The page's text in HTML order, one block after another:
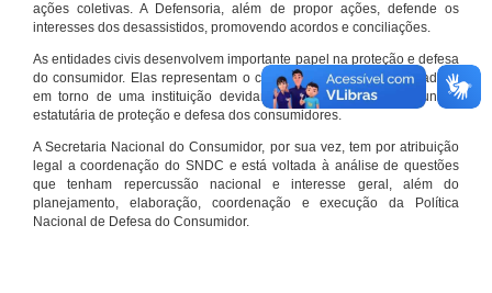
ações coletivas. A Defensoria, além de propor ações, defende os
interesses dos desassistidos, promovendo acordos e conciliações.
As entidades civis desenvolvem importante papel na proteção e defesa
do consumidor. Elas representam o conjunto organizado de cidadãos
em torno de uma instituição devidamente registrada e com função
estatutária de proteção e defesa dos consumidores.
A Secretaria Nacional do Consumidor, por sua vez, tem por atribuição
legal a coordenação do SNDC e está voltada à análise de questões
que tenham repercussão nacional e interesse geral, além do
planejamento, elaboração, coordenação e execução da Política
Nacional de Defesa do Consumidor.